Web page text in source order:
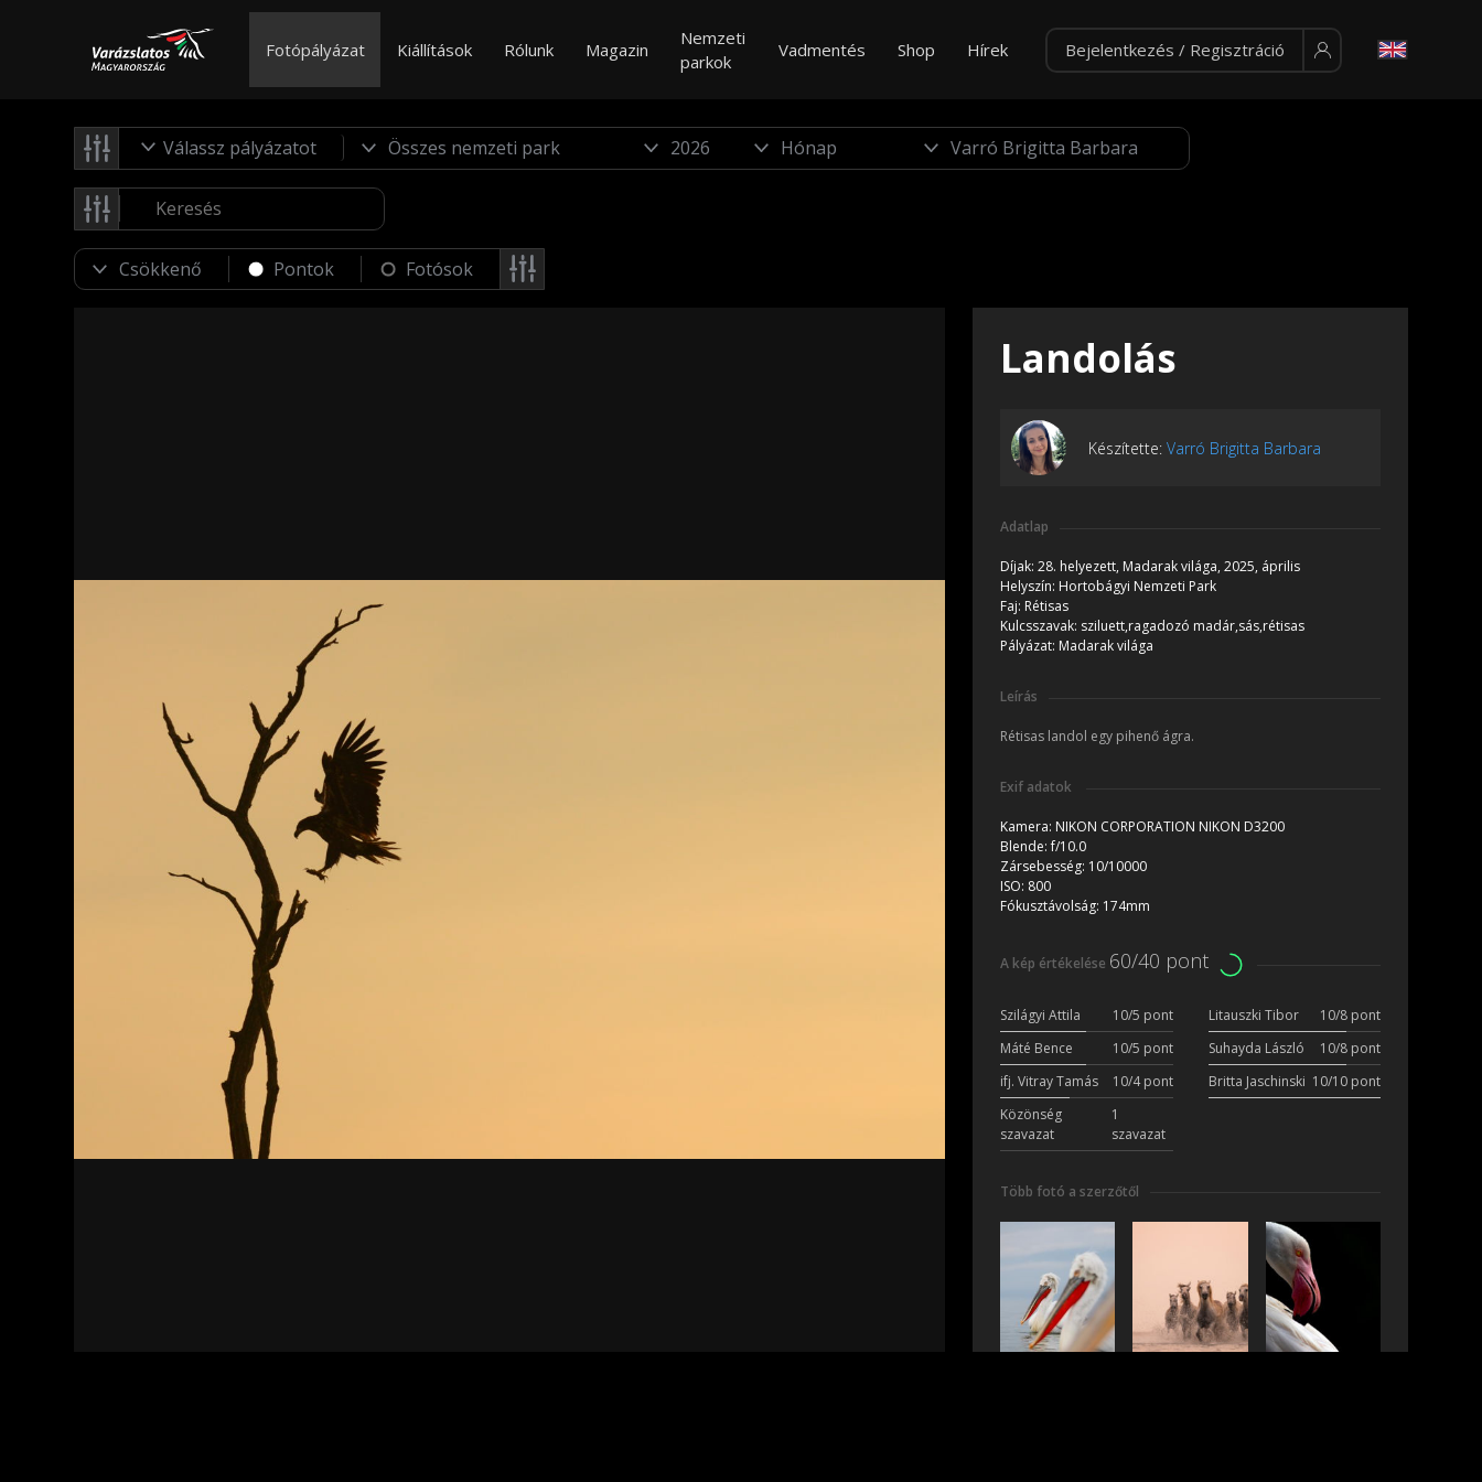
Fotópályázat Kiállítások Rólunk Magazin
Nemzeti
parkok
Vadmentés Shop Hírek Bejelentkezés / Regisztráció
Válassz pályázatot
Pontok Fotósok
Landolás
Készítette: Varró Brigitta Barbara
Adatlap
Díjak: 28. helyezett, Madarak világa, 2025, április
Helyszín: Hortobágyi Nemzeti Park
Faj: Rétisas
Kulcsszavak: sziluett,ragadozó madár,sás,rétisas
Pályázat: Madarak világa
Leírás
Rétisas landol egy pihenő ágra.
Exif adatok
Kamera: NIKON CORPORATION NIKON D3200
Blende:f/10.0
Zársebesség: 10/10000
ISO: 800
Fókusztávolság: 174mm
A kép értékelése 60/40 pont
Szilágyi Attila 10/5 pont Litauszki Tibor
10/8 pont
Máté Bence
10/5 pont Suhayda László
10/8 pont
ifj. Vitray Tamás
10/4 pont Britta Jaschinski 10/10 pont
Közönség
szavazat
1
szavazat
Több fotó a szerzőtől